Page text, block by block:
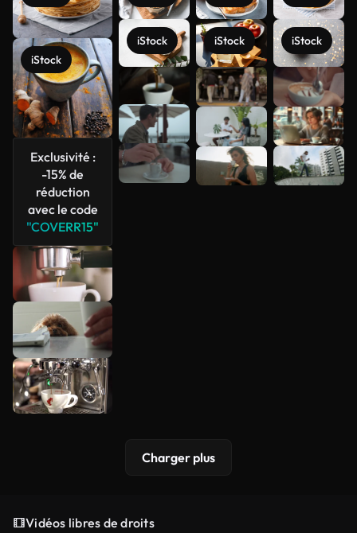
iStock
Exclusivité :
-15% de
réduction
avec le code
"COVERR15"
iStock iStock iStock
Voir plus
Charger plus
Vidéos libres de droits